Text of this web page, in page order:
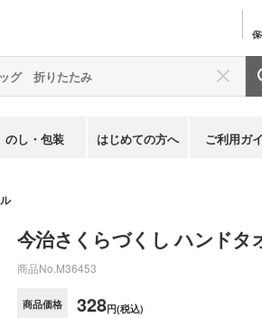
のし・包装 はじめての方へ ご利用ガ
今治さくらづくし ハンドタ
商品No. M36453
商品価格 328円(税込)